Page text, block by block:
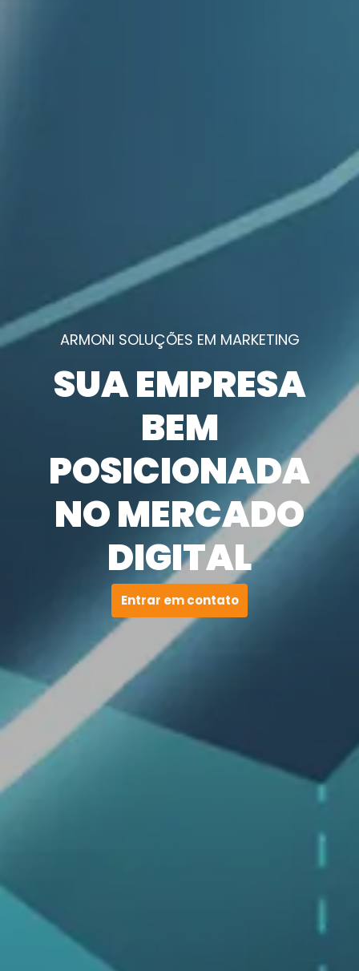
ARMONI SOLUÇÕES EM MARKETING
SUA EMPRESA
BEM
POSICIONADA
NO MERCADO
DIGITAL
Entrar em contato